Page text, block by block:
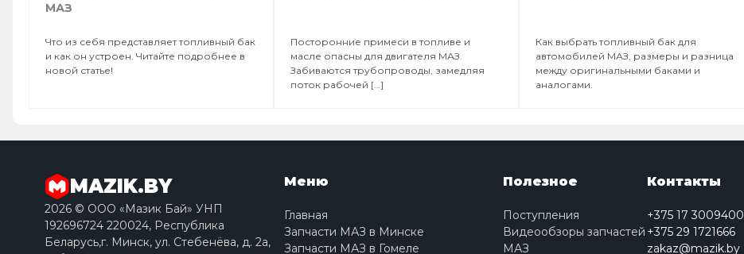
МАЗ
Что из себя представляет топливный бак
и как он устроен. Читайте подробнее в
новой статье!
Посторонние примеси в топливе и
масле опасны для двигателя МАЗ.
Забиваются трубопроводы, замедляя
поток рабочей […]
Как выбрать топливный бак для
автомобилей МАЗ, размеры и разница
между оригинальными баками и
аналогами.
MAZIK.BY
2026 © ООО «Мазик Бай» УНП
192696724 220024, Республика
Беларусь,г. Минск, ул. Стебенёва, д. 2a,
Меню
Главная
Запчасти МАЗ в Минске
Запчасти МАЗ в Гомеле
Полезное
Поступления
Видеообзоры запчастей
МАЗ
Контакты
+375 17 3009400
+375 29 1721666
zakaz@mazik.by